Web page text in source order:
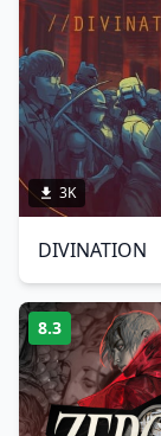
3K
DIVINATION
8.3